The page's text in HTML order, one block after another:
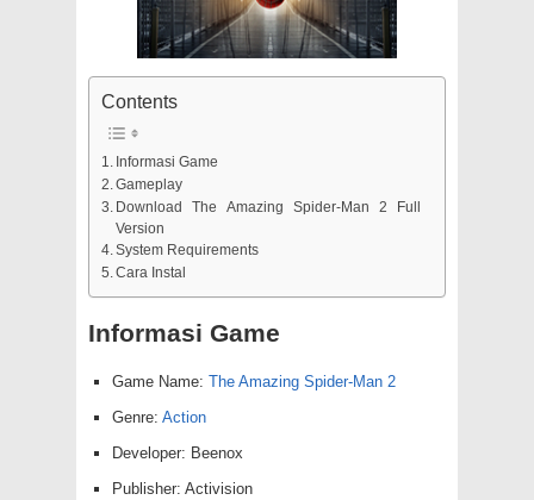
Contents
Informasi Game
Gameplay
Download The Amazing Spider-Man 2 Full
Version
System Requirements
Cara Instal
Informasi Game
Game Name: The Amazing Spider-Man 2
Genre: Action
Developer: Beenox
Publisher: Activision